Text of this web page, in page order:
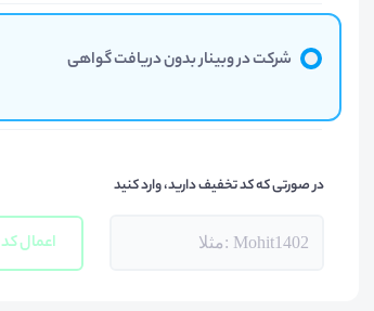
شرکت در وبینار بدون دریافت گواهی
در صورتی که کد تخفیف دارید، وارد کنید
اعمال کد